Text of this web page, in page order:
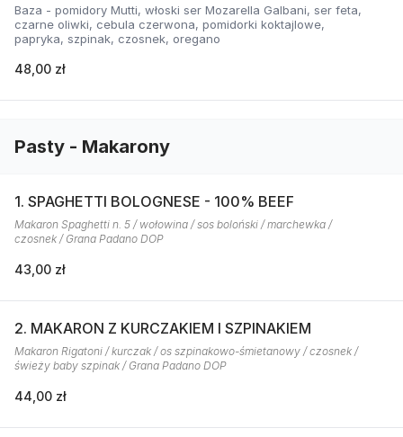
Baza - pomidory Mutti, włoski ser Mozarella Galbani, ser feta,
czarne oliwki, cebula czerwona, pomidorki koktajlowe,
papryka, szpinak, czosnek, oregano
48,00 zł
Pasty - Makarony
1. SPAGHETTI BOLOGNESE - 100% BEEF
Makaron Spaghetti n. 5 / wołowina / sos boloński / marchewka /
czosnek / Grana Padano DOP
43,00 zł
2. MAKARON Z KURCZAKIEM I SZPINAKIEM
Makaron Rigatoni / kurczak / os szpinakowo-śmietanowy / czosnek /
świeży baby szpinak / Grana Padano DOP
44,00 zł